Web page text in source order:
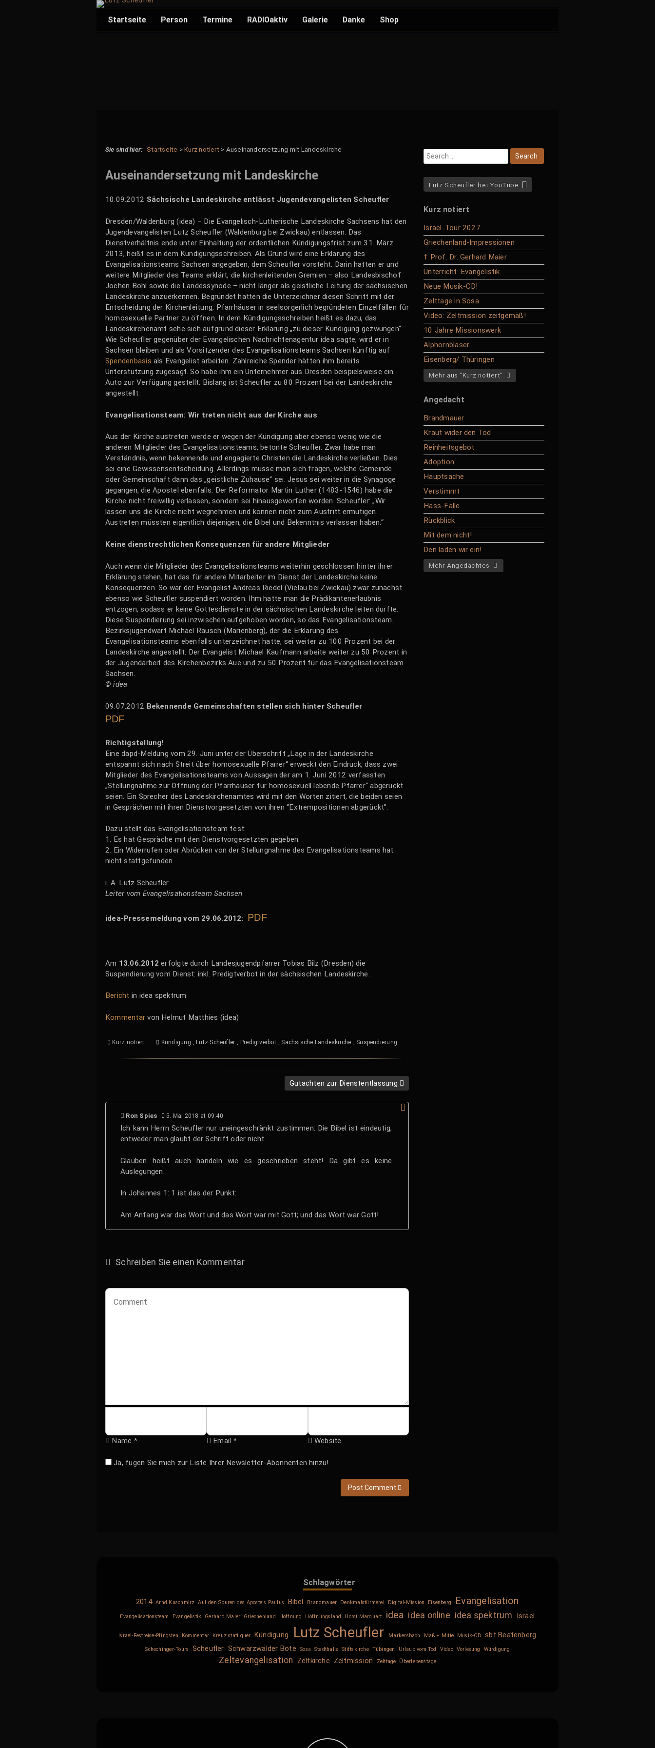
Startseite Person Termine RADIOaktiv Galerie Danke Shop
Startseite >Kurz notiert> Auseinandersetzung mit Landeskirche
Auseinandersetzung mit Landeskirche
10.09.2012 Sächsische Landeskirche entlässt Jugendevangelisten Scheufler
Dresden/Waldenburg (idea) – Die Evangelisch-Lutherische Landeskirche Sachsens hat den
Jugendevangelisten Lutz Scheufler (Waldenburg bei Zwickau) entlassen. Das
Dienstverhältnis ende unter Einhaltung der ordentlichen Kündigungsfrist zum 31. März
2013, heißt es in dem Kündigungsschreiben. Als Grund wird eine Erklärung des
Evangelisationsteams Sachsen angegeben, dem Scheufler vorsteht. Darin hatten er und
weitere Mitglieder des Teams erklärt, die kirchenleitenden Gremien – also Landesbischof
Jochen Bohl sowie die Landessynode – nicht länger als geistliche Leitung der sächsischen
Landeskirche anzuerkennen. Begründet hatten die Unterzeichner diesen Schritt mit der
Entscheidung der Kirchenleitung, Pfarrhäuser in seelsorgerlich begründeten Einzelfällen für
homosexuelle Partner zu öffnen. In dem Kündigungsschreiben heißt es dazu, das
Landeskirchenamt sehe sich aufgrund dieser Erklärung „zu dieser Kündigung gezwungen“.
Wie Scheufler gegenüber der Evangelischen Nachrichtenagentur idea sagte, wird er in
Sachsen bleiben und als Vorsitzender des Evangelisationsteams Sachsen künftig auf
Spendenbasis als Evangelist arbeiten. Zahlreiche Spender hätten ihm bereits
Unterstützung zugesagt. So habe ihm ein Unternehmer aus Dresden beispielsweise ein
Auto zur Verfügung gestellt. Bislang ist Scheufler zu 80 Prozent bei der Landeskirche
angestellt.
Evangelisationsteam: Wir treten nicht aus der Kirche aus
Aus der Kirche austreten werde er wegen der Kündigung aber ebenso wenig wie die
anderen Mitglieder des Evangelisationsteams, betonte Scheufler. Zwar habe man
Verständnis, wenn bekennende und engagierte Christen die Landeskirche verließen. Dies
sei eine Gewissensentscheidung. Allerdings müsse man sich fragen, welche Gemeinde
oder Gemeinschaft dann das „geistliche Zuhause“ sei. Jesus sei weiter in die Synagoge
gegangen, die Apostel ebenfalls. Der Reformator Martin Luther (1483-1546) habe die
Kirche nicht freiwillig verlassen, sondern sei hinausgeworfen worden. Scheufler: „Wir
lassen uns die Kirche nicht wegnehmen und können nicht zum Austritt ermutigen.
Austreten müssten eigentlich diejenigen, die Bibel und Bekenntnis verlassen haben.“
Keine dienstrechtlichen Konsequenzen für andere Mitglieder
Auch wenn die Mitglieder des Evangelisationsteams weiterhin geschlossen hinter ihrer
Erklärung stehen, hat das für andere Mitarbeiter im Dienst der Landeskirche keine
Konsequenzen. So war der Evangelist Andreas Riedel (Vielau bei Zwickau) zwar zunächst
ebenso wie Scheufler suspendiert worden. Ihm hatte man die Prädikantenerlaubnis
entzogen, sodass er keine Gottesdienste in der sächsischen Landeskirche leiten durfte.
Diese Suspendierung sei inzwischen aufgehoben worden, so das Evangelisationsteam.
Bezirksjugendwart Michael Rausch (Marienberg), der die Erklärung des
Evangelisationsteams ebenfalls unterzeichnet hatte, sei weiter zu 100 Prozent bei der
Landeskirche angestellt. Der Evangelist Michael Kaufmann arbeite weiter zu 50 Prozent in
der Jugendarbeit des Kirchenbezirks Aue und zu 50 Prozent für das Evangelisationsteam
Sachsen.
© idea
09.07.2012 Bekennende Gemeinschaften stellen sich hinter Scheufler
PDF
Richtigstellung!
Eine dapd-Meldung vom 29. Juni unter der Überschrift „Lage in der Landeskirche
entspannt sich nach Streit über homosexuelle Pfarrer“ erweckt den Eindruck, dass zwei
Mitglieder des Evangelisationsteams von Aussagen der am 1. Juni 2012 verfassten
„Stellungnahme zur Öffnung der Pfarrhäuser für homosexuell lebende Pfarrer“ abgerückt
seien. Ein Sprecher des Landeskirchenamtes wird mit den Worten zitiert, die beiden seien
in Gesprächen mit ihren Dienstvorgesetzten von ihren “Extrempositionen abgerückt”.
Dazu stellt das Evangelisationsteam fest:
1. Es hat Gespräche mit den Dienstvorgesetzten gegeben.
2. Ein Widerrufen oder Abrücken von der Stellungnahme des Evangelisationsteams hat
nicht stattgefunden.
i. A. Lutz Scheufler
Leiter vom Evangelisationsteam Sachsen
idea-Pressemeldung vom 29.06.2012: PDF
Am 13.06.2012 erfolgte durch Landesjugendpfarrer Tobias Bilz (Dresden) die
Suspendierung vom Dienst: inkl. Predigtverbot in der sächsischen Landeskirche.
Bericht in idea spektrum
Kommentar von Helmut Matthies (idea)
Kurz notiert Kündigung Lutz Scheufler Predigtverbot Sächsische Landeskirche Suspendierung
Gutachten zur Dienstentlassung
Ron Spies 5. Mai 2018 at 09:40
Ich kann Herrn Scheufler nur uneingeschränkt zustimmen: Die Bibel ist eindeutig,
entweder man glaubt der Schrift oder nicht.
Glauben heißt auch handeln wie es geschrieben steht! Da gibt es keine
Auslegungen.
In Johannes 1: 1 ist das der Punkt:
Am Anfang war das Wort und das Wort war mit Gott; und das Wort war Gott!
Schreiben Sie einen Kommentar
Name * Email * Website
Ja, fügen Sie mich zur Liste Ihrer Newsletter-Abonnenten hinzu!
Post Comment
Lutz Scheufler bei YouTube
Kurz notiert
Israel-Tour 2027
Griechenland-Impressionen
† Prof. Dr. Gerhard Maier
Unterricht: Evangelistik
Neue Musik-CD!
Zelttage in Sosa
Video: Zeltmission zeitgemäß!
10 Jahre Missionswerk
Alphornbläser
Eisenberg/ Thüringen
Mehr aus "Kurz notiert"
Angedacht
Brandmauer
Kraut wider den Tod
Reinheitsgebot
Adoption
Hauptsache
Verstimmt
Hass-Falle
Rückblick
Mit dem nicht!
Den laden wir ein!
Mehr Angedachtes
Schlagwörter
2014 Arnd Kuschmirz Auf den Spuren des Apostels Paulus Bibel Brandmauer Denkmalstürmerei Digital-Mission Eisenberg Evangelisation
Evangelisationsteam Evangelistik Gerhard Maier Griechenland Hoffnung Hoffnungsland Horst Marquart idea idea online idea spektrum Israel
Israel-Festreise-Pfingsten Kommentar Kreuz statt quer Kündigung Lutz Scheufler Markersbach Maß + Mitte Musik-CD sbt Beatenberg
Schechinger-Tours Scheufler Schwarzwälder Bote Sosa Stadthalle Stiftskirche Tübingen Urlaub vom Tod Video Vorlesung Würdigung
Zeltevangelisation Zeltkirche Zeltmission Zelttage Überlebenstage